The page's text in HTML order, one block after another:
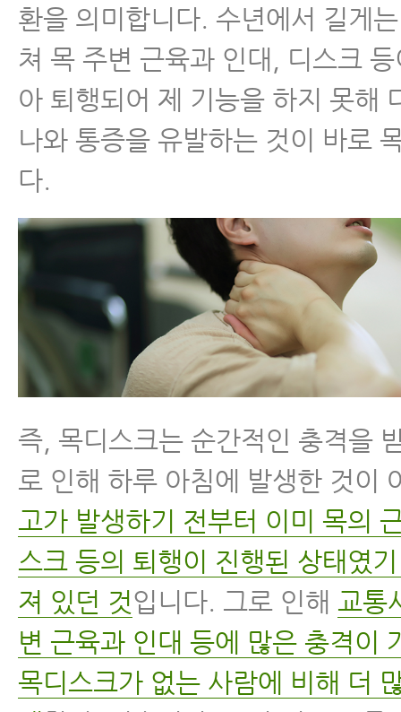
환을 의미합니다. 수년에서 길게
쳐 목 주변 근육과 인대, 디스크
아 퇴행되어 제 기능을 하지 못해
나와 통증을 유발하는 것이 바로
다.
즉, 목디스크는 순간적인 충격을
로 인해 하루 아침에 발생한 것이
고가 발생하기 전부터 이미 목의
스크 등의 퇴행이 진행된 상태였
져 있던 것입니다. 그로 인해 교통
변 근육과 인대 등에 많은 충격이
목디스크가 없는 사람에 비해 더